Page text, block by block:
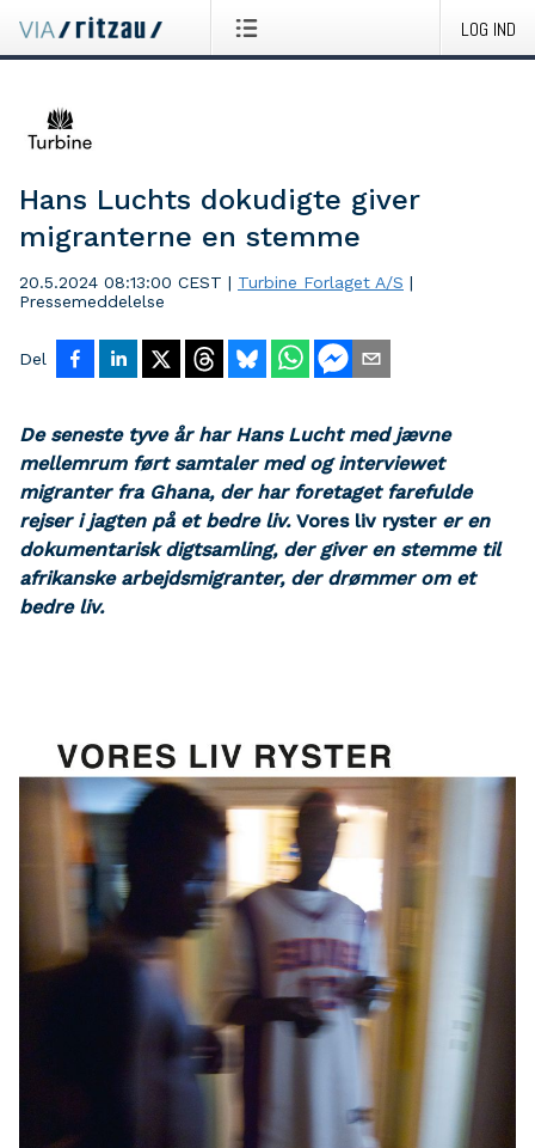
LOG IND
Hans Luchts dokudigte giver
migranterne en stemme
20.5.2024 08:13:00 CEST | Turbine Forlaget A/S |
Pressemeddelelse
Del
De seneste tyve år har Hans Lucht med jævne
mellemrum ført samtaler med og interviewet
migranter fra Ghana, der har foretaget farefulde
rejser i jagten på et bedre liv. Vores liv rysterer en
dokumentarisk digtsamling, der giver en stemme til
afrikanske arbejdsmigranter, der drømmer om et
bedre liv.